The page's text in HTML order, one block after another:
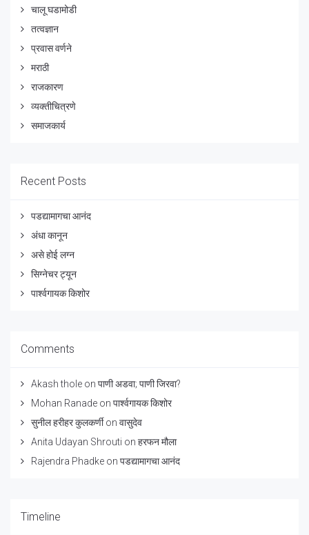
चालू घडामोडी
तत्वज्ञान
प्रवास वर्णने
मराठी
राजकारण
व्यक्तीचित्रणे
समाजकार्य
Recent Posts
पडद्यामागचा आनंद
अंधा कानून
असे होई लग्न
सिग्नेचर ट्यून
पार्श्वगायक किशोर
Comments
Akash thole on पाणी अडवा; पाणी जिरवा?
Mohan Ranade on पार्श्वगायक किशोर
सुनील हरीहर कुलकर्णीon वासुदेव
Anita Udayan Shrouti on हरफन मौला
Rajendra Phadke on पडद्यामागचा आनंद
Timeline